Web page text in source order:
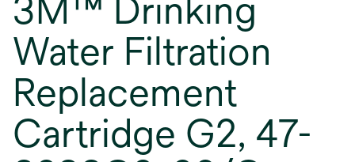
3M™ Drinking
Water Filtration
Replacement
Cartridge G2, 47-